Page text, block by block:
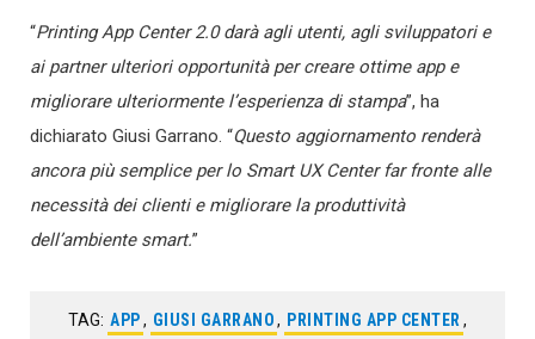
“Printing App Center 2.0 darà agli utenti, agli sviluppatori e
ai partner ulteriori opportunità per creare ottime app e
migliorare ulteriormente l’esperienza di stampa”, ha
dichiarato Giusi Garrano. “Questo aggiornamento renderà
ancora più semplice per lo Smart UX Center far fronte alle
necessità dei clienti e migliorare la produttività
dell’ambiente smart.”
TAG: APP, GIUSI GARRANO , PRINTING APP CENTER,